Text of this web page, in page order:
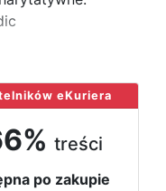
eKuriera
treści
po zakupie